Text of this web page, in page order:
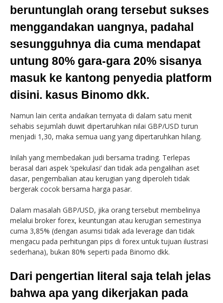
beruntunglah orang tersebut sukses
menggandakan uangnya, padahal
sesungguhnya dia cuma mendapat
untung 80% gara-gara 20% sisanya
masuk ke kantong penyedia platform
disini. kasus Binomo dkk.
Namun lain cerita andaikan ternyata di dalam satu menit
sehabis sejumlah duwit dipertaruhkan nilai GBP/USD turun
menjadi 1,30, maka semua uang yang dipertaruhkan hilang.
Inilah yang membedakan judi bersama trading. Terlepas
berasal dari aspek ‘spekulasi’ dan tidak ada pengalihan aset
dasar, pengembalian atau kerugian yang diperoleh tidak
bergerak cocok bersama harga pasar.
Dalam masalah GBP/USD, jika orang tersebut membelinya
melalui broker forex, keuntungan atau kerugian semestinya
cuma 3,85% (dengan asumsi tidak ada leverage dan tidak
mengacu pada perhitungan pips di forex untuk tujuan ilustrasi
sederhana), bukan 80% seperti pada Binomo dkk.
Dari pengertian literal saja telah jelas
bahwa apa yang dikerjakan pada